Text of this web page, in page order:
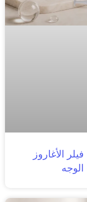
فيلر الجينيس Algeness | فيلر الأغاروز